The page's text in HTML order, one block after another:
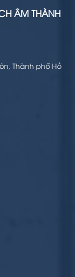
ÂM THÀNH
Thành phố Hồ